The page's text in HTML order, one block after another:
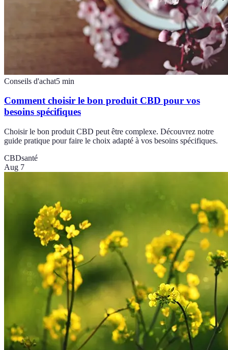
Conseils d'achat5 min
Comment choisir le bon produit CBD pour vos
besoins spécifiques
Choisir le bon produit CBD peut être complexe. Découvrez notre
guide pratique pour faire le choix adapté à vos besoins spécifiques.
CBDsanté
Aug 7